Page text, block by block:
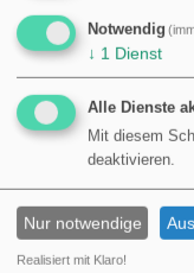
Notwendig
↓ 1 Dienst
Alle Dienste
Mit diesem
deaktivieren.
Nur notwendige
Realisiert mit Klaro!